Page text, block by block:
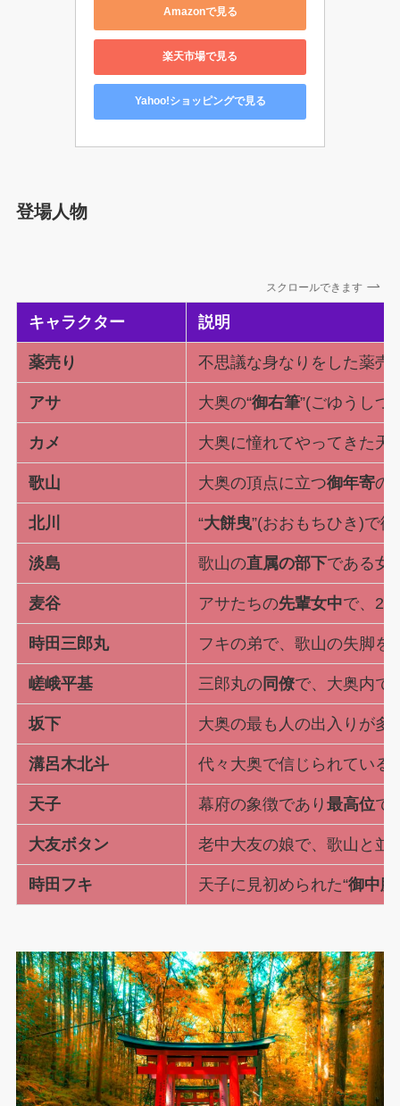
Amazonで見る
楽天市場で見る
Yahoo!ショッピングで見る
登場人物
スクロールできます
キャラクター 説明
薬売り 不思議な身なりをした薬売
アサ 大奥の“御右筆”(ごゆうしつ
カメ 大奥に憧れてやってきた天
歌山 大奥の頂点に立つ御年寄の
北川 “大餅曳”(おおもちひき)で
淡島 歌山の直属の部下である女
麦谷 アサたちの先輩女中で、2
時田三郎丸 フキの弟で、歌山の失脚を
嵯峨平基 三郎丸の 同僚で、大奥内で
坂下 大奥の最も人の出入りが多
溝呂木北斗 代々大奥で信じられている“
天子 幕府の象徴であり最高位で
大友ボタン 老中大友の娘で、歌山と並
時田フキ 天子に見初められた“御中臈